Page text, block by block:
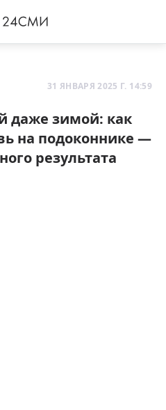
31 ЯНВАРЯ 2025 Г. 14:59
даже зимой: как
на подоконнике —
результата